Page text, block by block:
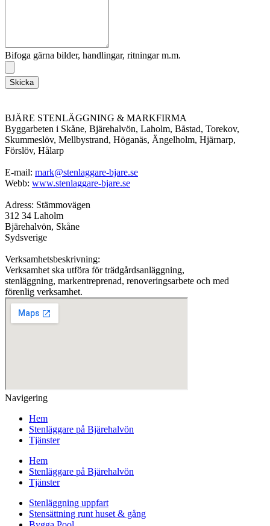
Bifoga gärna bilder, handlingar, ritningar m.m.
Skicka
BJÄRE STENLÄGGNING & MARKFIRMA
Byggarbeten i Skåne, Bjärehalvön, Laholm, Båstad, Torekov,
Skummeslöv, Mellbystrand, Höganäs, Ängelholm, Hjärnarp,
Förslöv, Hålarp
E-mail: mark@stenlaggare-bjare.se
Webb: www.stenlaggare-bjare.se
Adress: Stämmovägen
312 34 Laholm
Bjärehalvön, Skåne
Sydsverige
Verksamhetsbeskrivning:
Verksamhet ska utföra för trädgårdsanläggning,
stenläggning, markentreprenad, renoveringsarbete och med
förenlig verksamhet.
Navigering
Hem
Stenläggare på Bjärehalvön
Tjänster
Hem
Stenläggare på Bjärehalvön
Tjänster
Stenläggning uppfart
Stensättning runt huset & gång